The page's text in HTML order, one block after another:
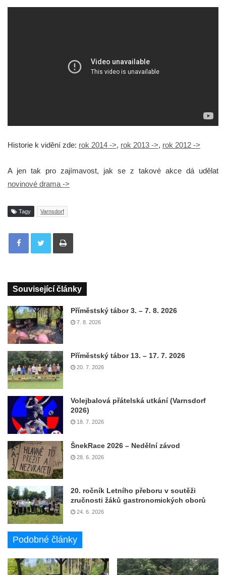
Historie k vidění zde: rok 2014 ->, rok 2013 ->, rok 2012 ->
A jen tak pro zajímavost, jak se z takové akce dá udělat
novinové drama ->
Tagy Varnsdorf
Tisknout
Související články
Příměstský tábor 3. – 7. 8. 2026
7. 8. 2026
Příměstský tábor 13. – 17. 7. 2026
20. 7. 2026
Volejbalová přátelská utkání (Varnsdorf
2026)
18. 7. 2026
ŠnekRace 2026 – Nedělní závod
28. 6. 2026
20. ročník Letního přeboru v soutěži
zručnosti žáků gastronomických oborů
24. 6. 2026
Podobné články